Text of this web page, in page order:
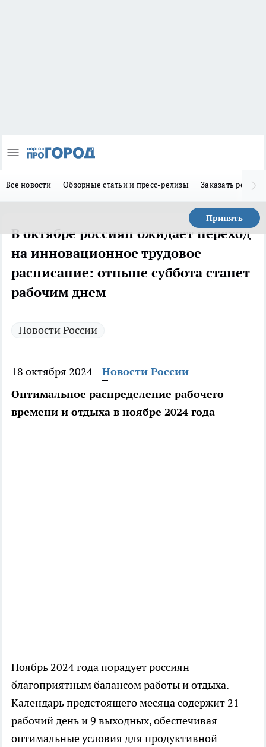
Все новости Обзорные статьи и пресс-релизы Заказать
Принять
В октябре россиян ожидает переход
на инновационное трудовое
расписание: отныне суббота станет
рабочим днем
Новости России
18 октября 2024
Новости России
Оптимальное распределение рабочего
времени и отдыха в ноябре 2024 года
Ноябрь 2024 года порадует россиян
благоприятным балансом работы и отдыха.
Календарь предстоящего месяца содержит 21
рабочий день и 9 выходных, обеспечивая
оптимальные условия для продуктивной